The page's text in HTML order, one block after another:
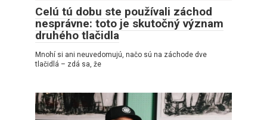
Celú tú dobu ste používali záchod
nesprávne: toto je skutočný význam
druhého tlačidla
Mnohí si ani neuvedomujú, načo sú na záchode dve
tlačidlá – zdá sa, že